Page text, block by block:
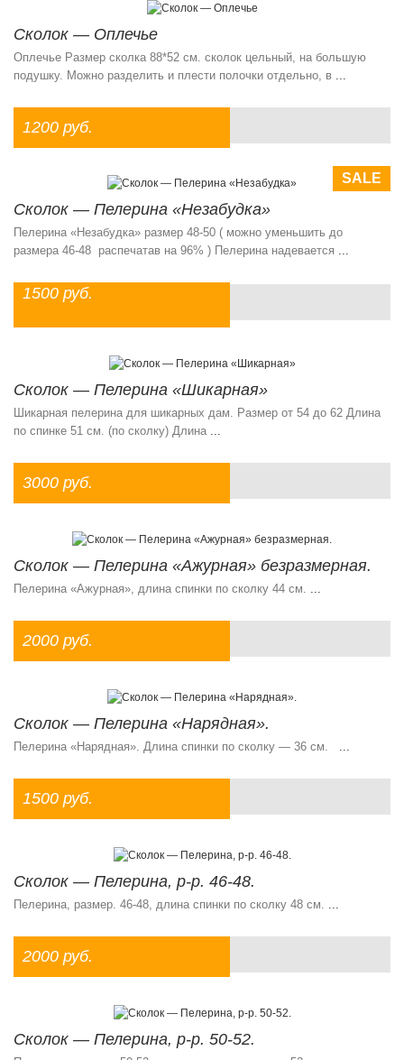
Сколок — Оплечье
Оплечье Размер сколка 88*52 см. сколок цельный, на большую
подушку. Можно разделить и плести полочки отдельно, в
1200 руб.
SALE
Сколок — Пелерина «Незабудка»
Пелерина «Незабудка» размер 48-50 ( можно уменьшить до
размера 46-48 распечатав на 96% ) Пелерина надевается ...
1500 руб.
Сколок — Пелерина «Шикарная»
Шикарная пелерина для шикарных дам. Размер от 54 до 62 Длина
по спинке 51 см. (по сколку) Длина ...
3000 руб.
Сколок — Пелерина «Ажурная» безразмерная.
Пелерина «Ажурная», длина спинки по сколку 44 см. ...
2000 руб.
Сколок — Пелерина «Нарядная».
Пелерина «Нарядная». Длина спинки по сколку — 36 см.
1500 руб.
Сколок — Пелерина, р-р. 46-48.
Пелерина, размер. 46-48, длина спинки по сколку 48 см.
2000 руб.
Сколок — Пелерина, р-р. 50-52.